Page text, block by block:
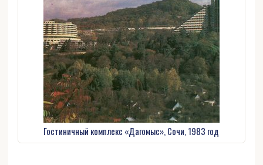
Гостиничный комплекс «Дагомыс», Сочи, 1983 год